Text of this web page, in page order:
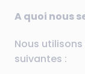
A quoi nous
Nous
suivantes :